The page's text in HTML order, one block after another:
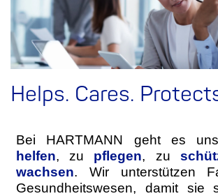
Helps. Cares.
Bei HARTMANN geht es
helfen, zu pflegen, zu
wachsen. Wir unterstützen
Gesundheitswesen, damit sie